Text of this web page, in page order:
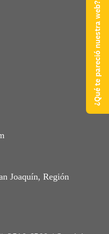
Joaquín, Región
¿Qué te pareció nuestra web?